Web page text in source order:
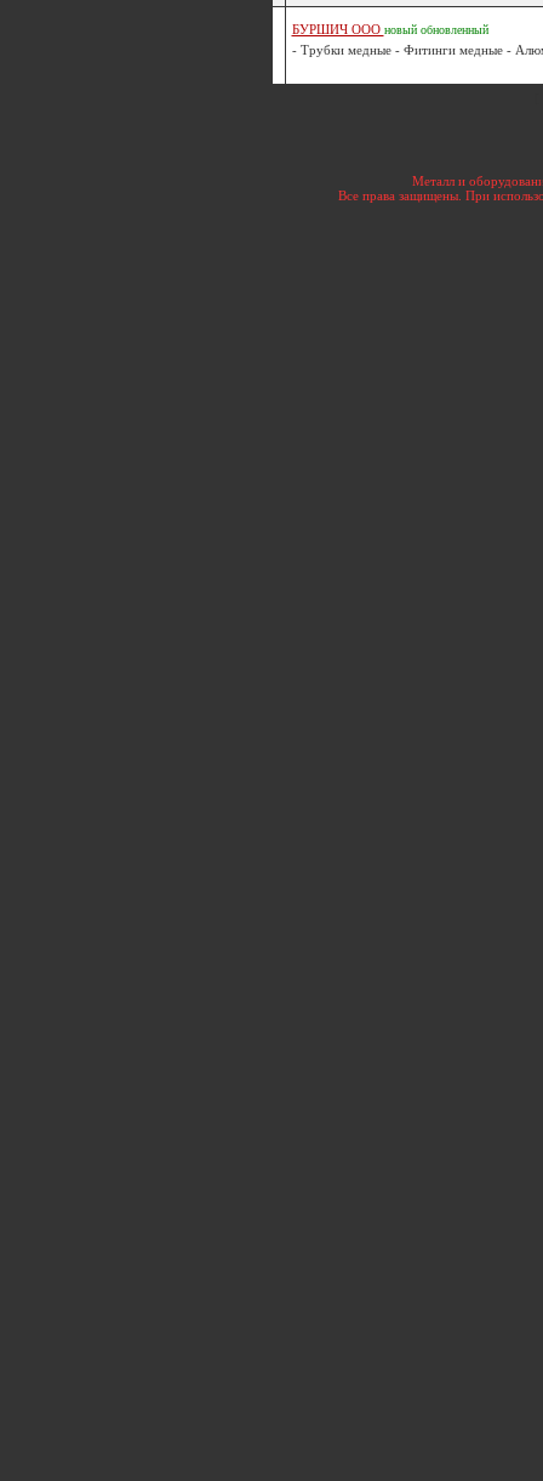
БУРШИЧ ООО новый обновленный
- Трубки медные - Фитинги медные -
Металл и
Все права защищены. При